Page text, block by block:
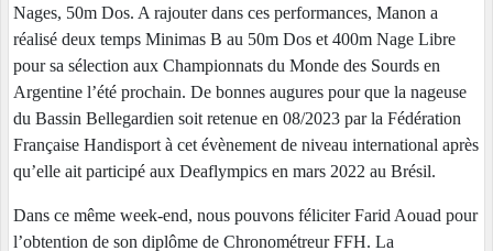
Nages, 50m Dos. A rajouter dans ces performances, Manon a
réalisé deux temps Minimas B au 50m Dos et 400m Nage Libre
pour sa sélection aux Championnats du Monde des Sourds en
Argentine l’été prochain. De bonnes augures pour que la nageuse
du Bassin Bellegardien soit retenue en 08/2023 par la Fédération
Française Handisport à cet évènement de niveau international après
qu’elle ait participé aux Deaflympics en mars 2022 au Brésil.
Dans ce même week-end, nous pouvons féliciter Farid Aouad pour
l’obtention de son diplôme de Chronométreur FFH. La